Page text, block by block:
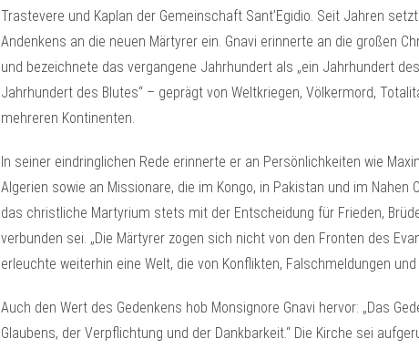
Trastevere und Kaplan der Gemeinschaft Sant’Egidio. Seit Jahren
Andenkens an die neuen Märtyrer ein. Gnavi erinnerte an die großen
und bezeichnete das vergangene Jahrhundert als „ein Jahrhundert
Jahrhundert des Blutes“ – geprägt von Weltkriegen, Völkermord,
mehreren Kontinenten.
In seiner eindringlichen Rede erinnerte er an Persönlichkeiten wie
Algerien sowie an Missionare, die im Kongo, in Pakistan und im
das christliche Martyrium stets mit der Entscheidung für Frieden,
verbunden sei. „Die Märtyrer zogen sich nicht von den Fronten des
erleuchte weiterhin eine Welt, die von Konflikten, Falschmeldungen
Auch den Wert des Gedenkens hob Monsignore Gnavi hervor: „Das
Glaubens, der Verpflichtung und der Dankbarkeit.“ Die Kirche sei